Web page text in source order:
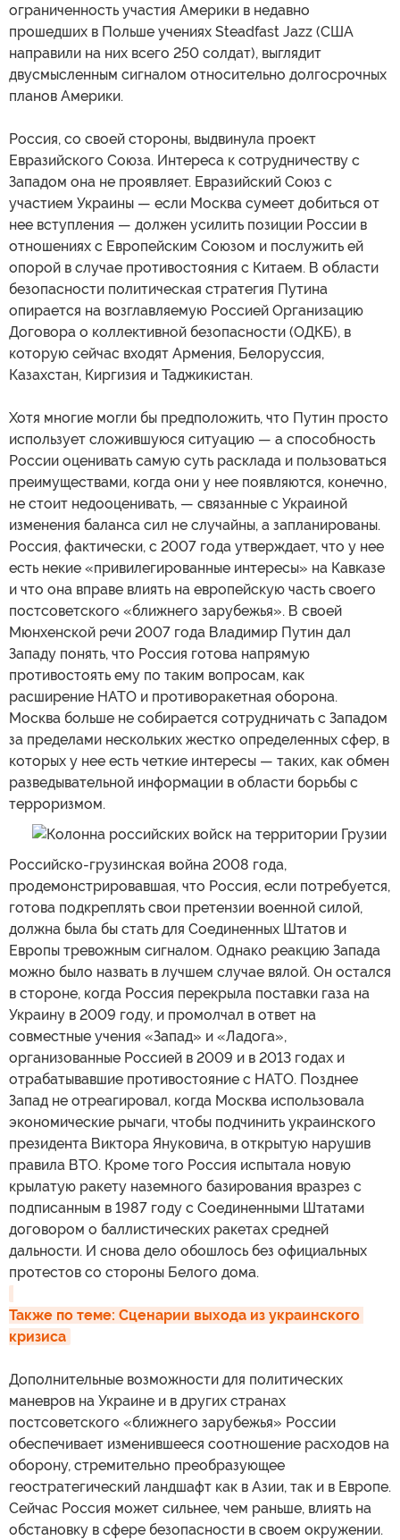
ограниченность участия Америки в недавно
прошедших в Польше учениях Steadfast Jazz (США
направили на них всего 250 солдат), выглядит
двусмысленным сигналом относительно долгосрочных
планов Америки.
Россия, со своей стороны, выдвинула проект
Евразийского Союза. Интереса к сотрудничеству с
Западом она не проявляет. Евразийский Союз с
участием Украины — если Москва сумеет добиться от
нее вступления — должен усилить позиции России в
отношениях с Европейским Союзом и послужить ей
опорой в случае противостояния с Китаем. В области
безопасности политическая стратегия Путина
опирается на возглавляемую Россией Организацию
Договора о коллективной безопасности (ОДКБ), в
которую сейчас входят Армения, Белоруссия,
Казахстан, Киргизия и Таджикистан.
Хотя многие могли бы предположить, что Путин просто
использует сложившуюся ситуацию — а способность
России оценивать самую суть расклада и пользоваться
преимуществами, когда они у нее появляются, конечно,
не стоит недооценивать, — связанные с Украиной
изменения баланса сил не случайны, а запланированы.
Россия, фактически, с 2007 года утверждает, что у нее
есть некие «привилегированные интересы» на Кавказе
и что она вправе влиять на европейскую часть своего
постсоветского «ближнего зарубежья». В своей
Мюнхенской речи 2007 года Владимир Путин дал
Западу понять, что Россия готова напрямую
противостоять ему по таким вопросам, как
расширение НАТО и противоракетная оборона.
Москва больше не собирается сотрудничать с Западом
за пределами нескольких жестко определенных сфер, в
которых у нее есть четкие интересы — таких, как обмен
разведывательной информации в области борьбы с
терроризмом.
Российско-грузинская война 2008 года,
продемонстрировавшая, что Россия, если потребуется,
готова подкреплять свои претензии военной силой,
должна была бы стать для Соединенных Штатов и
Европы тревожным сигналом. Однако реакцию Запада
можно было назвать в лучшем случае вялой. Он остался
в стороне, когда Россия перекрыла поставки газа на
Украину в 2009 году, и промолчал в ответ на
совместные учения «Запад» и «Ладога»,
организованные Россией в 2009 и в 2013 годах и
отрабатывавшие противостояние с НАТО. Позднее
Запад не отреагировал, когда Москва использовала
экономические рычаги, чтобы подчинить украинского
президента Виктора Януковича, в открытую нарушив
правила ВТО. Кроме того Россия испытала новую
крылатую ракету наземного базирования вразрез с
подписанным в 1987 году с Соединенными Штатами
договором о баллистических ракетах средней
дальности. И снова дело обошлось без официальных
протестов со стороны Белого дома.
Также по теме: Сценарии выхода из украинского
кризиса
Дополнительные возможности для политических
маневров на Украине и в других странах
постсоветского «ближнего зарубежья» России
обеспечивает изменившееся соотношение расходов на
оборону, стремительно преобразующее
геостратегический ландшафт как в Азии, так и в Европе.
Сейчас Россия может сильнее, чем раньше, влиять на
обстановку в сфере безопасности в своем окружении.